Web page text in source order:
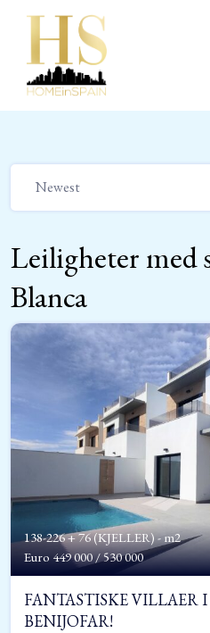
Newest
Leiligheter med
Blanca
138-226 + 76 (KJELLER) - m2
Euro 449 000 / 530 000
FANTASTISKE VILLAER I
BENIJOFAR!